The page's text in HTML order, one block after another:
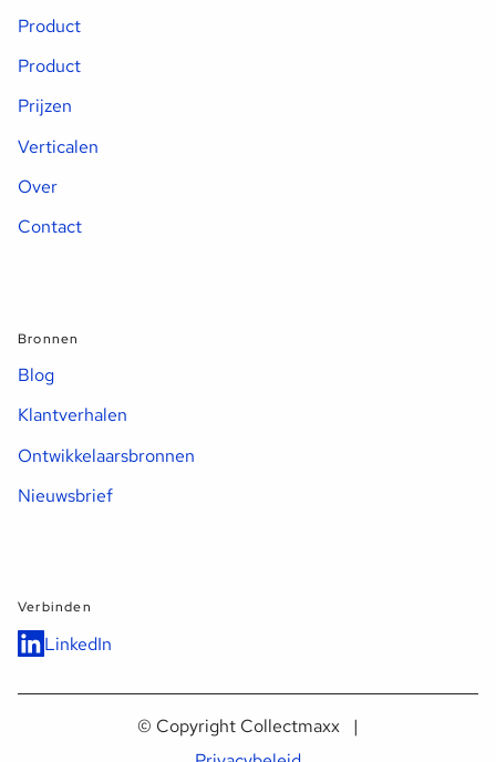
Product
Product
Prijzen
Verticalen
Over
Contact
Bronnen
Blog
Klantverhalen
Ontwikkelaarsbronnen
Nieuwsbrief
Verbinden
LinkedIn
© Copyright Collectmaxx |